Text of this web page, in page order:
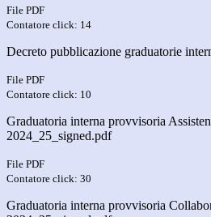
File PDF
Contatore click: 14
Decreto pubblicazione graduatorie
File PDF
Contatore click: 10
Graduatoria interna provvisoria
2024_25_signed.pdf
File PDF
Contatore click: 30
Graduatoria interna provvisoria